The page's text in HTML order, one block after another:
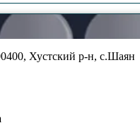
Хустский р-н, с.Шаян